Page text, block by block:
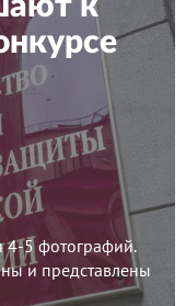
4-5 фотографий.
и представлены